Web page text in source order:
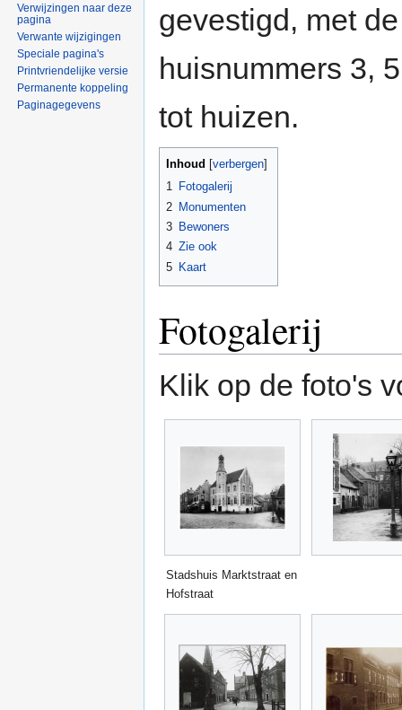
gevestigd, met
huisnummers 3,
tot huizen.
Inhoud verbergen
1 Fotogalerij
2 Monumenten
3 Bewoners
4 Zie ook
5 Kaart
Fotogalerij
Klik op de foto's
Stadshuis Marktstraat en
Hofstraat
Verwijzingen naar deze
pagina
Verwante wijzigingen
Speciale pagina's
Printvriendelijke versie
Permanente koppeling
Paginagegevens